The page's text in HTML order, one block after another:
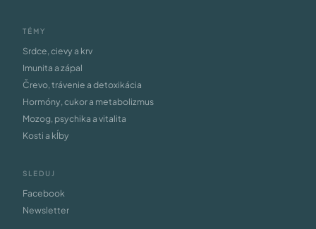
TÉMY
Srdce, cievy a krv
Imunita a zápal
Črevo, trávenie a detoxikácia
Hormóny, cukor a metabolizmus
Mozog, psychika a vitalita
Kosti a kĺby
SLEDUJ
Facebook
Newsletter